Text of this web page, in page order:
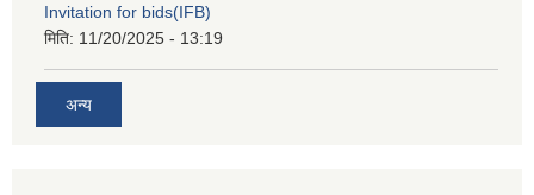
Invitation for bids(IFB)
मिति: 11/20/2025 - 13:19
अन्य